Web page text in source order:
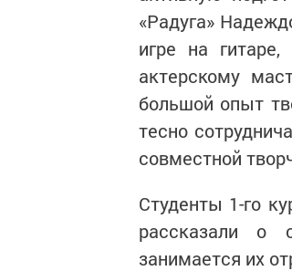
«Радуга»
игре на
актерскому
большой опыт
тесно
совместной
Студенты 1-го
рассказали о
занимается их